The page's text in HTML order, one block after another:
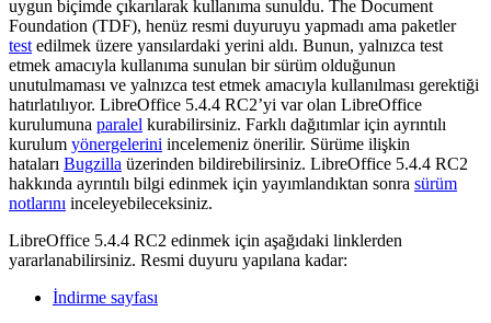
uygun biçimde çıkarılarak kullanıma sunuldu. The Document
Foundation (TDF), henüz resmi duyuruyu yapmadı ama paketler
test edilmek üzere yansılardaki yerini aldı. Bunun, yalnızca test
etmek amacıyla kullanıma sunulan bir sürüm olduğunun
unutulmaması ve yalnızca test etmek amacıyla kullanılması gerektiği
hatırlatılıyor. LibreOffice 5.4.4 RC2’yi var olan LibreOffice
kurulumuna paralel kurabilirsiniz. Farklı dağıtımlar için ayrıntılı
kurulum yönergelerini incelemeniz önerilir. Sürüme ilişkin
hataları Bugzilla üzerinden bildirebilirsiniz. LibreOffice 5.4.4 RC2
hakkında ayrıntılı bilgi edinmek için yayımlandıktan sonra sürüm
notlarını inceleyebileceksiniz.
LibreOffice 5.4.4 RC2 edinmek için aşağıdaki linklerden
yararlanabilirsiniz. Resmi duyuru yapılana kadar:
İndirme sayfası